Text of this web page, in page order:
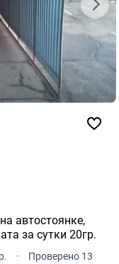
автостоянке,
за сутки 20гр.
·
Проверено 13